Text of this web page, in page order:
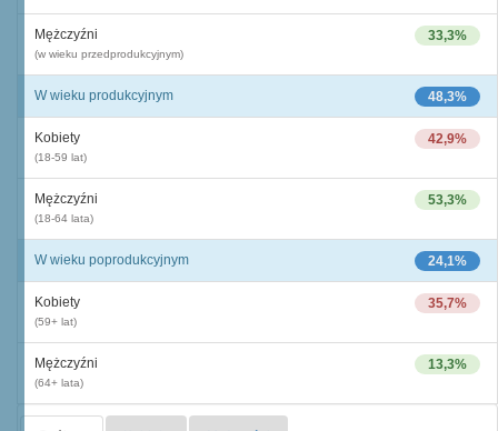
33,3%
Mężczyźni
(w wieku przedprodukcyjnym)
48,3%
W wieku produkcyjnym
42,9%
Kobiety
(18-59 lat)
53,3%
Mężczyźni
(18-64 lata)
24,1%
W wieku poprodukcyjnym
35,7%
Kobiety
(59+ lat)
13,3%
Mężczyźni
(64+ lata)